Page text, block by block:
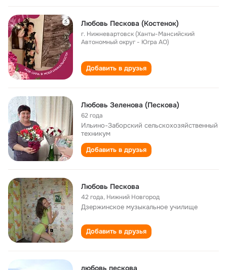
Любовь Пескова (Костенок)
г. Нижневартовск (Ханты-Мансийский
Автономный округ - Югра АО)
Добавить в друзья
Любовь Зеленова (Пескова)
62 года
Ильино-Заборский сельскохозяйственный
техникум
Добавить в друзья
Любовь Пескова
42 года, Нижний Новгород
Дзержинское музыкальное училище
Добавить в друзья
любовь пескова